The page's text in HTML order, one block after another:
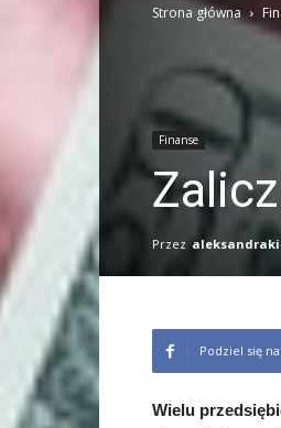
Strona główna
Finanse
Przez
Podziel się
Wielu